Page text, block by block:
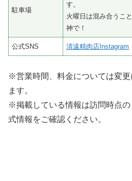
駐車場
す。
火曜日は混み合うこ
神で！
公式SNS 清遠精肉店Instagram
※営業時間、料金については変更
ます。
※掲載している情報は訪問時点
式情報をご確認ください。